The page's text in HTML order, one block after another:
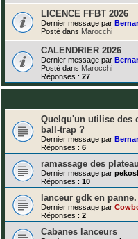
LICENCE FFBT 2026
Dernier message par
Posté dans Marocchi
CALENDRIER 2026
Dernier message par
Posté dans Marocchi
Réponses : 27
Quelqu'un utilise des
ball-trap ?
Dernier message par
Réponses : 6
ramassage des
Dernier message par
Réponses : 10
lanceur gdk en
Dernier message par
Réponses : 2
Cabanes lanceurs